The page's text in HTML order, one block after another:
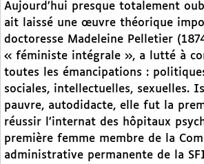
Aujourd’hui presque totalement
ait laissé une œuvre théorique
doctoresse Madeleine Pelletier
« féministe intégrale », a lutté à
toutes les émancipations :
sociales, intellectuelles, sexuelles.
pauvre, autodidacte, elle fut la
réussir l’internat des hôpitaux
première femme membre de la
administrative permanente de la